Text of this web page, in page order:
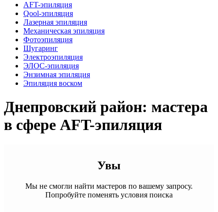
AFT-эпиляция
Qool-эпиляция
Лазерная эпиляция
Механическая эпиляция
Фотоэпиляция
Шугаринг
Электроэпиляция
ЭЛОС-эпиляция
Энзимная эпиляция
Эпиляция воском
Днепровский район: мастера
в сфере AFT-эпиляция
Увы
Мы не смогли найти мастеров по вашему запросу.
Попробуйте поменять условия поиска